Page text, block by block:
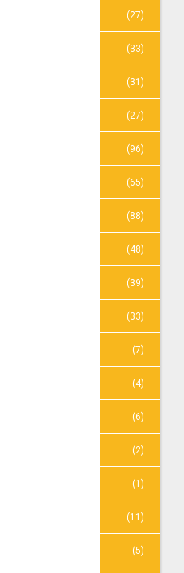
(27)
(33)
(31)
(27)
(96)
(65)
(88)
(48)
(39)
(33)
(7)
(4)
(6)
(2)
(1)
(11)
(5)